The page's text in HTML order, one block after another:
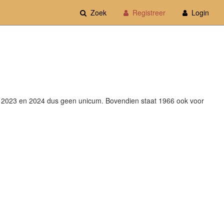
Zoek Registreer Login
en 2024 dus geen unicum. Bovendien staat 1966 ook voor